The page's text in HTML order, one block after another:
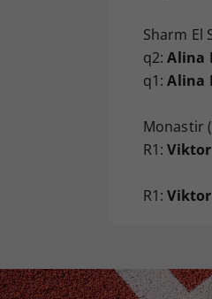
Sharm El
q2:Alina
q1:Alina
Monastir
R1:
R1: